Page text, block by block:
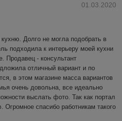
01.03.2020
Долго не могла подобрать в
подходила к интерьеру моей кухни
Продавец - консультант
отличный вариант и по
в этом магазине масса вариантов
очень довольна, все идеально
выслать фото. Так как портал
спасибо работникам такого